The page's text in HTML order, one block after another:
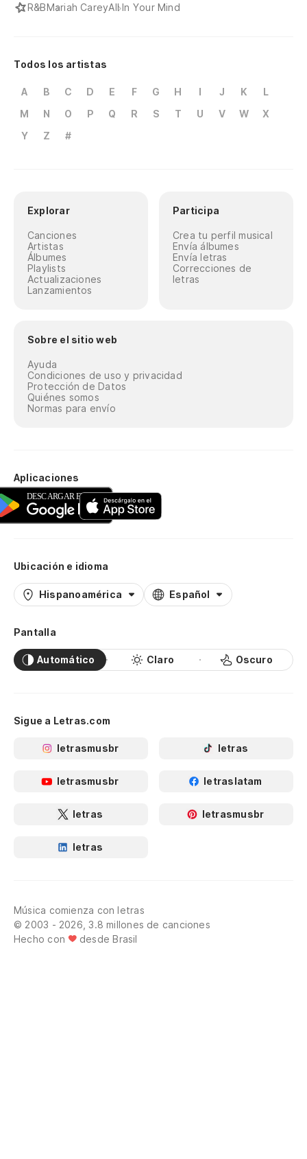
R&BMariah CareyAll In Your Mind
Todos los artistas
A B C D E F G H I J K
L
M
N O P Q R S T U V W
X
Y
Z #
Explorar
Canciones
Artistas
Álbumes
Playlists
Actualizaciones
Lanzamientos
Participa
Crea tu perfil musical
Envía álbumes
Envía letras
Correcciones de
letras
Sobre el sitio web
Ayuda
Condiciones de uso y privacidad
Protección de Datos
Quiénes somos
Normas para envío
Aplicaciones
Ubicación e idioma
Hispanoamérica Español
Pantalla
Automático Claro Oscuro
Sigue a Letras.com
letrasmusbr letras
letrasmusbr letraslatam
letras letrasmusbr
letras
Música comienza con letras
© 2003 - 2026, 3.8 millones de canciones
Hecho con
desde Brasil